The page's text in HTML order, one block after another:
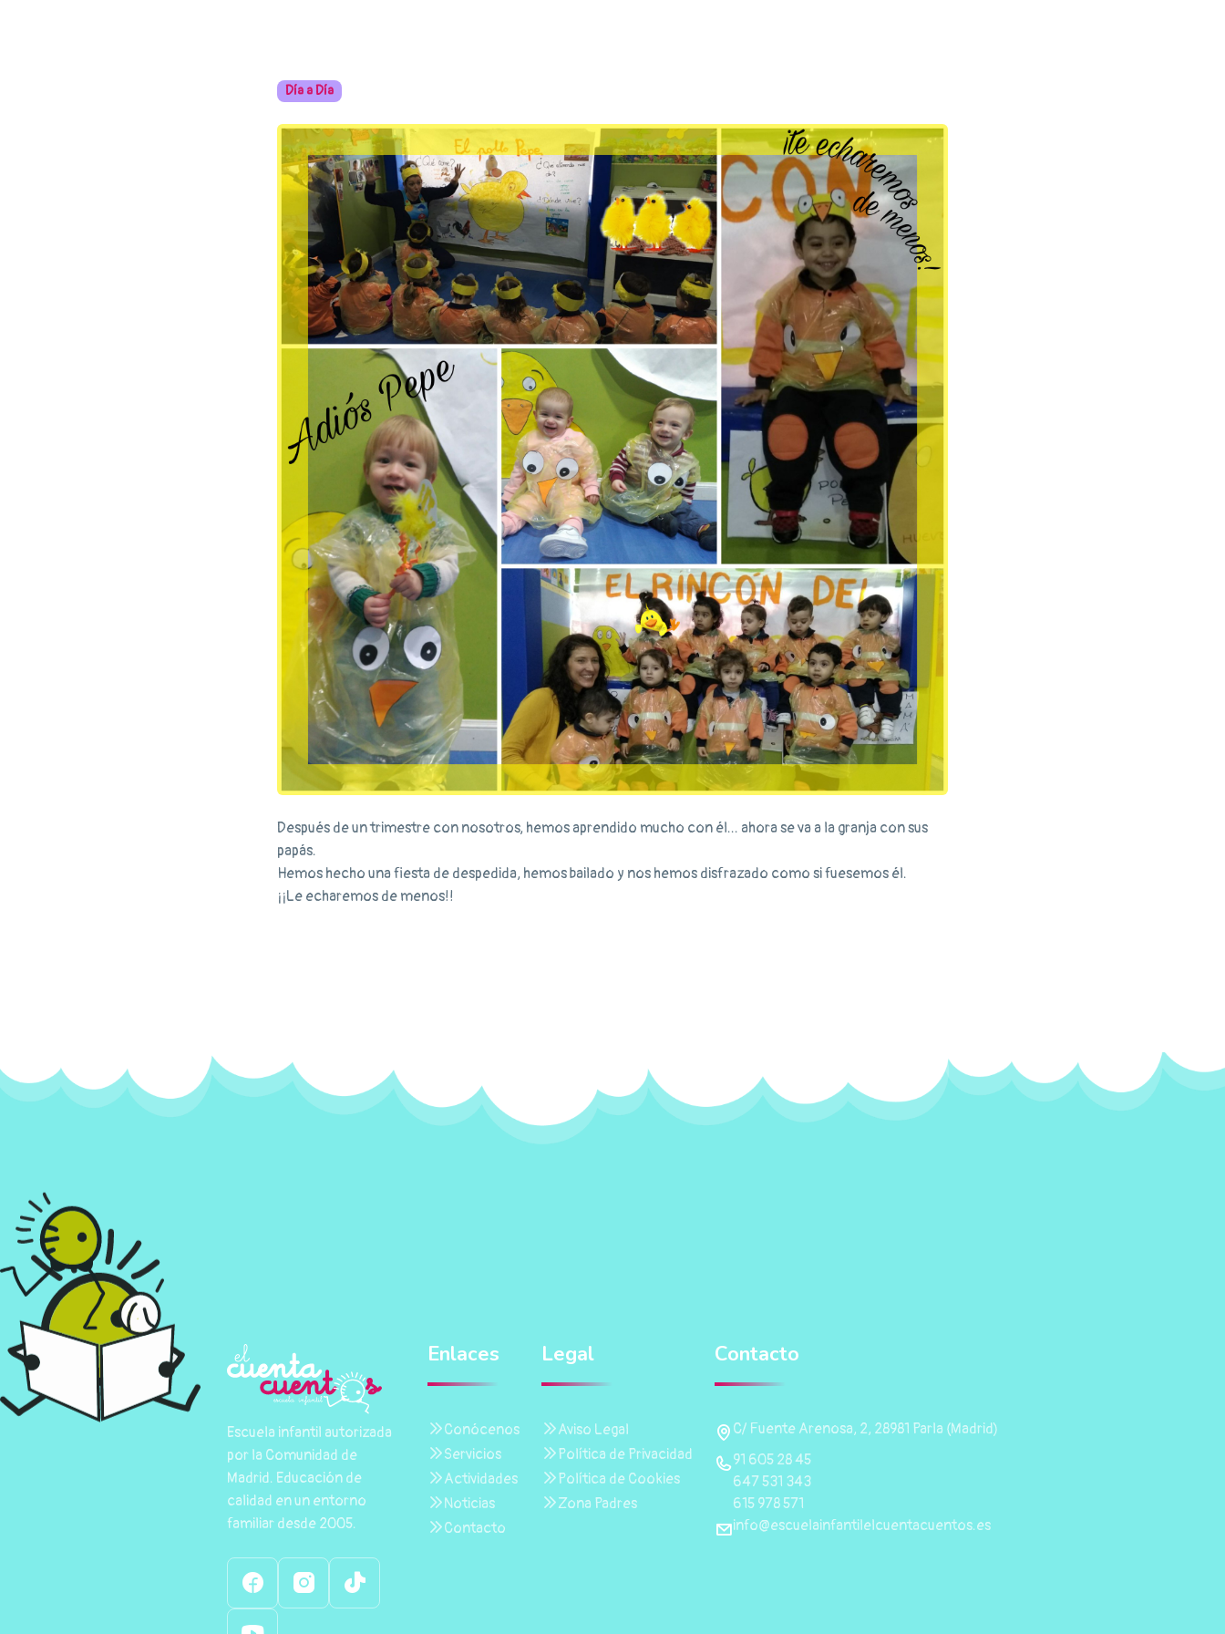
Día a Día
Después de un trimestre con nosotros, hemos aprendido mucho con él... ahora se va a la granja con sus
papás.
Hemos hecho una fiesta de despedida, hemos bailado y nos hemos disfrazado como si fuesemos él.
¡¡Le echaremos de menos!!
Escuela infantil autorizada
por la Comunidad de
Madrid. Educación de
calidad en un entorno
familiar desde 2005.
Enlaces
Conócenos
Servicios
Actividades
Noticias
Contacto
Legal
Aviso Legal
Política de Privacidad
Política de Cookies
Zona Padres
Contacto
C/ Fuente Arenosa, 2, 28981 Parla (Madrid)
91 605 28 45
647 531 343
615 978 571
info@escuelainfantilelcuentacuentos.es